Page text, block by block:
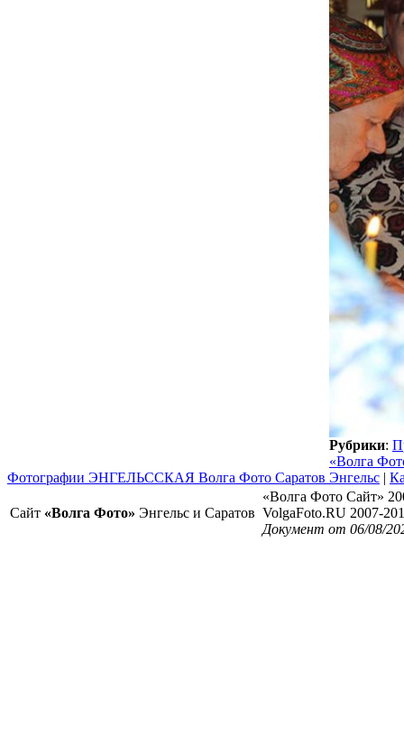
Рубрики:
«Волга
Фотографии ЭНГЕЛЬССКАЯ Волга Фото Саратов Энгельс |
Сайт «Волга Фото» Энгельс и Саратов
«Волга Фото Сайт»
VolgaFoto.RU 2007-
Документ от 06/08/